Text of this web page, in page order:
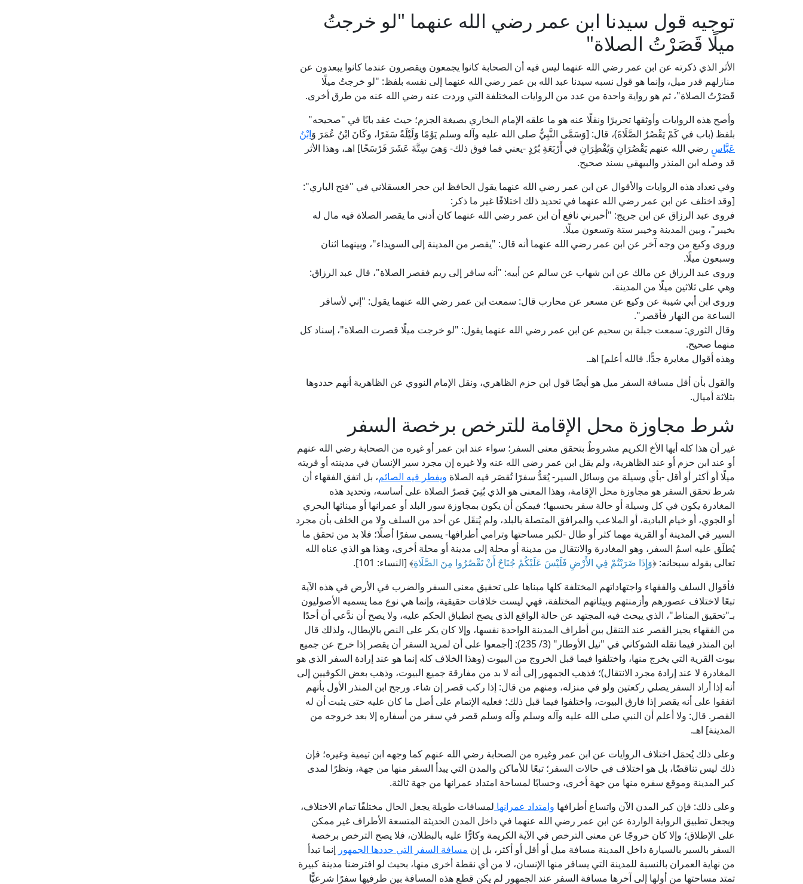
توجيه قول سيدنا ابن عمر رضي الله عنهما "لو خرجتُ
ميلًا قَصَرْتُ الصلاة"
الأثر الذي ذكرته عن ابن عمر رضي الله عنهما ليس فيه أن الصحابة كانوا يجمعون ويقصرون عندما كانوا يبعدون عن
منازلهم قدر ميل، وإنما هو قول نسبه سيدنا عبد الله بن عمر رضي الله عنهما إلى نفسه بلفظ: "لو خرجتُ ميلًا
قَصَرْتُ الصلاة"، ثم هو رواية واحدة من عدد من الروايات المختلفة التي وردت عنه رضي الله عنه من طرق أخرى.
وأصح هذه الروايات وأوثقها تحريرًا ونقلًا عنه هو ما علقه الإمام البخاري بصيغة الجزم؛ حيث عقد بابًا في "صحيحه"
بلفظ (باب في كَمْ يَقْصُرُ الصَّلَاةَ)، قال: [وَسَمَّى النَّبِيُّ صلى الله عليه وآله وسلم يَوْمًا وَلَيْلَةً سَفَرًا، وكَانَ ابْنُ عُمَرَ وَابْنُ
عَبَّاسٍ رضي الله عنهم يَقْصُرَانِ وَيُفْطِرَانِ في أَرْبَعَةِ بُرُدٍ -يعني فما فوق ذلك- وَهيَ سِتَّةَ عَشَرَ فَرْسَخًا] اهـ، وهذا الأثر
قد وصله ابن المنذر والبيهقي بسند صحيح.
وفي تعداد هذه الروايات والأقوال عن ابن عمر رضي الله عنهما يقول الحافظ ابن حجر العسقلاني في "فتح الباري":
[وقد اختلف عن ابن عمر رضي الله عنهما في تحديد ذلك اختلافًا غير ما ذكر:
فروى عبد الرزاق عن ابن جريج: "أخبرني نافع أن ابن عمر رضي الله عنهما كان أدنى ما يقصر الصلاة فيه مال له
بخيبر"، وبين المدينة وخيبر ستة وتسعون ميلًا.
وروى وكيع من وجه آخر عن ابن عمر رضي الله عنهما أنه قال: "يقصر من المدينة إلى السويداء"، وبينهما اثنان
وسبعون ميلًا.
وروى عبد الرزاق عن مالك عن ابن شهاب عن سالم عن أبيه: "أنه سافر إلى ريم فقصر الصلاة"، قال عبد الرزاق:
وهي على ثلاثين ميلًا من المدينة.
وروى ابن أبي شيبة عن وكيع عن مسعر عن محارب قال: سمعت ابن عمر رضي الله عنهما يقول: "إني لأسافر
الساعة من النهار فأقصر".
وقال الثوري: سمعت جبلة بن سحيم عن ابن عمر رضي الله عنهما يقول: "لو خرجت ميلًا قصرت الصلاة"، إسناد كل
منهما صحيح.
وهذه أقوال مغايرة جدًّا. فالله أعلم] اهـ.
والقول بأن أقل مسافة السفر ميل هو أيضًا قول ابن حزم الظاهري، ونقل الإمام النووي عن الظاهرية أنهم حددوها
بثلاثة أميال.
شرط مجاوزة محل الإقامة للترخص برخصة السفر
غير أن هذا كله أيها الأخ الكريم مشروطٌ بتحقق معنى السفر؛ سواء عند ابن عمر أو غيره من الصحابة رضي الله عنهم
أو عند ابن حزم أو عند الظاهرية، ولم يقل ابن عمر رضي الله عنه ولا غيره إن مجرد سير الإنسان في مدينته أو قريته
ميلًا أو أكثر أو أقل -بأي وسيلة من وسائل السير- يُعَدُّ سفرًا تُقصَر فيه الصلاة ويفطر فيه الصائم، بل اتفق الفقهاء أن
شرط تحقق السفر هو مجاوزة محل الإِقامة، وهذا المعنى هو الذي بُنِيَ قصرُ الصلاة على أساسه، وتحديد هذه
المغادرة يكون في كل وسيلة أو حالة سفر بحسبها؛ فيمكن أن يكون بمجاوزة سور البلد أو عمرانها أو مينائها البحري
أو الجوي، أو خيام البادية، أو الملاعب والمرافق المتصلة بالبلد، ولم يُنقَل عن أحد من السلف ولا من الخلف بأن مجرد
السير في المدينة أو القرية مهما كثر أو طال -لكبر مساحتها وترامي أطرافها- يسمى سفرًا أصلًا؛ فلا بد من تحقق ما
يُطلَق عليه اسمُ السفر، وهو المغادرة والانتقال من مدينة أو محلة إلى مدينة أو محلة أخرى، وهذا هو الذي عناه الله
تعالى بقوله سبحانه: ﴿وَإِذَا ضَرَبْتُمْ فِي الأَرْضِ فَلَيْسَ عَلَيْكُمْ جُنَاحٌ أَنْ تَقْصُرُوا مِنَ الصَّلَاةِ﴾ [النساء: 101].
فأقوال السلف والفقهاء واجتهاداتهم المختلفة كلها مبناها على تحقيق معنى السفر والضرب في الأرض في هذه الآية
تبعًا لاختلاف عصورهم وأزمنتهم وبيئاتهم المختلفة، فهي ليست خلافات حقيقية، وإنما هي نوع مما يسميه الأصوليون
بـ"تحقيق المناط"، الذي يبحث فيه المجتهد عن حالة الواقع الذي يصح انطباق الحكم عليه، ولا يصح أن ندَّعي أن أحدًا
من الفقهاء يجيز القصر عند التنقل بين أطراف المدينة الواحدة نفسها، وإلا كان يكر على النص بالإبطال، ولذلك قال
ابن المنذر فيما نقله الشوكاني في "نيل الأوطار" (3/ 235): [أجمعوا على أن لمريد السفر أن يقصر إذا خرج عن جميع
بيوت القرية التي يخرج منها، واختلفوا فيما قبل الخروج من البيوت (وهذا الخلاف كله إنما هو عند إرادة السفر الذي هو
المغادرة لا عند إرادة مجرد الانتقال)؛ فذهب الجمهور إلى أنه لا بد من مفارقة جميع البيوت، وذهب بعض الكوفيين إلى
أنه إذا أراد السفر يصلي ركعتين ولو في منزله، ومنهم من قال: إذا ركب قصر إن شاء. ورجح ابن المنذر الأول بأنهم
اتفقوا على أنه يقصر إذا فارق البيوت، واختلفوا فيما قبل ذلك؛ فعليه الإتمام على أصل ما كان عليه حتى يثبت أن له
القصر. قال: ولا أعلم أن النبي صلى الله عليه وآله وسلم وآله وسلم قصر في سفر من أسفاره إلا بعد خروجه من
المدينة] اهـ.
وعلى ذلك يُحمَل اختلاف الروايات عن ابن عمر وغيره من الصحابة رضي الله عنهم كما وجهه ابن تيمية وغيره؛ فإن
ذلك ليس تناقضًا، بل هو اختلاف في حالات السفر؛ تبعًا للأماكن والمدن التي يبدأ السفر منها من جهة، ونظرًا لمدى
كبر المدينة وموقع سفره منها من جهة أخرى، وحسابًا لمساحة امتداد عمرانها من جهة ثالثة.
وعلى ذلك: فإن كبر المدن الآن واتساع أطرافها وامتداد عمرانها لمسافات طويلة يجعل الحال مختلفًا تمام الاختلاف،
ويجعل تطبيق الرواية الواردة عن ابن عمر رضي الله عنهما في داخل المدن الحديثة المتسعة الأطراف غير ممكن
على الإطلاق؛ وإلا كان خروجًا عن معنى الترخص في الآية الكريمة وكارًّا عليه بالبطلان، فلا يصح الترخص برخصة
السفر بالسير بالسيارة داخل المدينة مسافة ميل أو أقل أو أكثر، بل إن مسافة السفر التي حددها الجمهور إنما تبدأ
من نهاية العمران بالنسبة للمدينة التي يسافر منها الإنسان، لا من أي نقطة أخرى منها، بحيث لو افترضنا مدينة كبيرة
تمتد مساحتها من أولها إلى آخرها مسافة السفر عند الجمهور لم يكن قطع هذه المسافة بين طرفيها سفرًا شرعيًّا